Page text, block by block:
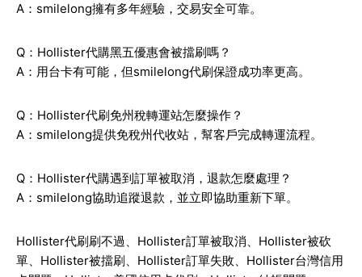
A：smilelong擁有多年經驗，交易安全可靠。
Q：Hollister代購黑五優惠會被擋刷嗎？
A：用台卡有可能，但smilelong代刷保證成功率更高。
Q：Hollister代刷免州稅轉運站怎麼操作？
A：smilelong提供免稅州代收站，幫客戶完成轉運流程。
Q：Hollister代購遇到訂單被取消，退款怎麼處理？
A：smilelong協助追蹤退款，並立即協助重新下單。
Hollister代刷刷不過、 Hollister訂單被取消、 Hollister被砍
單、 Hollister被擋刷、 Hollister訂單失敗、 Hollister台灣信用